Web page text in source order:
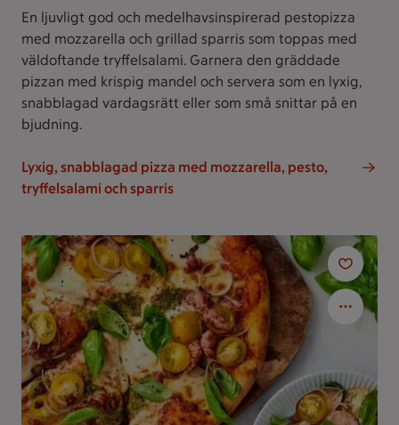
En ljuvligt god och medelhavsinspirerad pestopizza
med mozzarella och grillad sparris som toppas med
väldoftande tryffelsalami. Garnera den gräddade
pizzan med krispig mandel och servera som en lyxig,
snabblagad vardagsrätt eller som små snittar på en
bjudning.
Lyxig, snabblagad pizza med mozzarella, pesto,
tryffelsalami och sparris